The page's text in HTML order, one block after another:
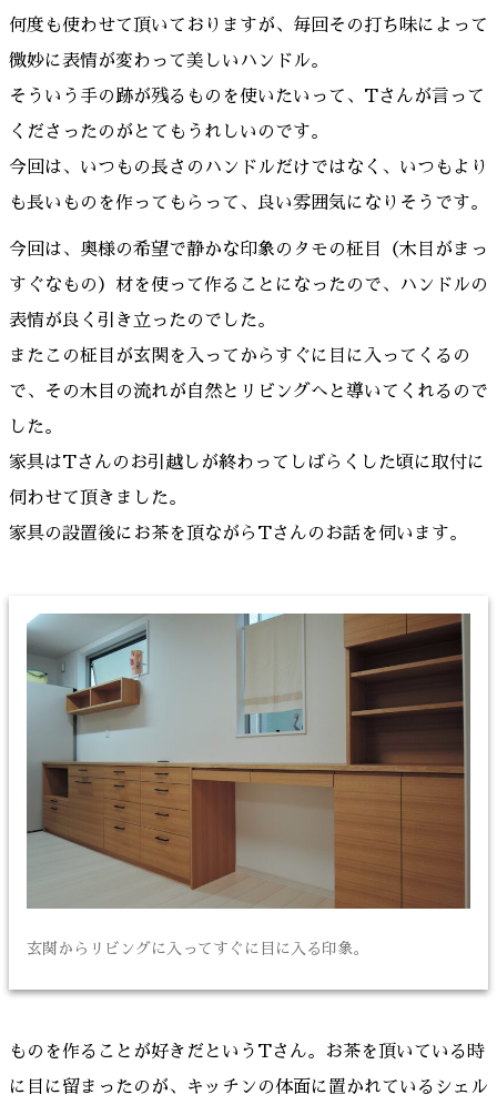
何度も使わせて頂いておりますが、毎回その打ち味によって
微妙に表情が変わって美しいハンドル。
そういう手の跡が残るものを使いたいって、Tさんが言って
くださったのがとてもうれしいのです。
今回は、いつもの長さのハンドルだけではなく、いつもより
も長いものを作ってもらって、良い雰囲気になりそうです。
今回は、奥様の希望で静かな印象のタモの柾目（木目がまっ
すぐなもの）材を使って作ることになったので、ハンドルの
表情が良く引き立ったのでした。
またこの柾目が玄関を入ってからすぐに目に入ってくるの
で、その木目の流れが自然とリビングへと導いてくれるので
した。
家具はTさんのお引越しが終わってしばらくした頃に取付に
伺わせて頂きました。
家具の設置後にお茶を頂ながらTさんのお話を伺います。
玄関からリビングに入ってすぐに目に入る印象。
ものを作ることが好きだというTさん。お茶を頂いている時
に目に留まったのが、キッチンの体面に置かれているシェル